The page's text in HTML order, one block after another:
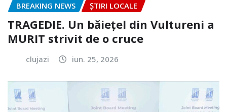
BREAKING NEWS ȘTIRI LOCALE
TRAGEDIE. Un băiețel din Vultureni a
MURIT strivit de o cruce
clujazi iun. 25, 2026